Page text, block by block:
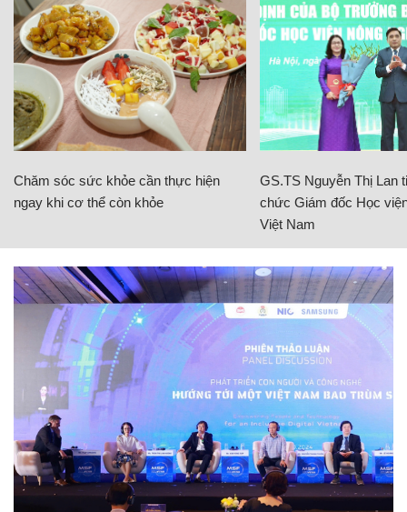
Chăm sóc sức khỏe cần thực hiện
ngay khi cơ thể còn khỏe
GS.TS Nguyễn Thị Lan
chức Giám đốc Học
Việt Nam